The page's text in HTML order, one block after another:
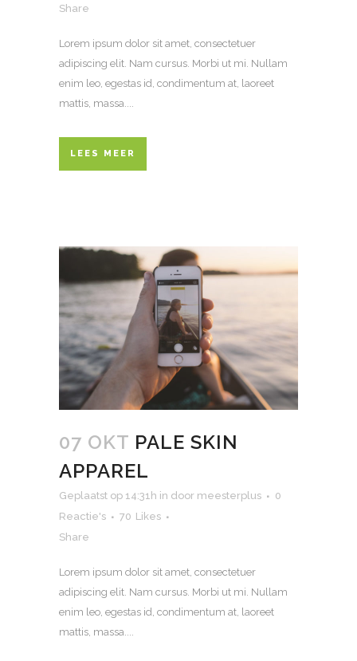
Share
Lorem ipsum dolor sit amet, consectetuer
adipiscing elit. Nam cursus. Morbi ut mi. Nullam
enim leo, egestas id, condimentum at, laoreet
mattis, massa....
LEES MEER
07 OKT PALE SKIN
APPAREL
Geplaatst op 14:31h in door meesterplus
0
Reactie's
70 Likes
Share
Lorem ipsum dolor sit amet, consectetuer
adipiscing elit. Nam cursus. Morbi ut mi. Nullam
enim leo, egestas id, condimentum at, laoreet
mattis, massa....